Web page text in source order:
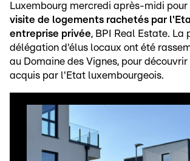
Luxembourg mercredi après-midi
visite de logements rachetés par
entreprise privée, BPI Real Estate. La
délégation d'élus locaux ont été
au Domaine des Vignes, pour
acquis par l'Etat luxembourgeois.